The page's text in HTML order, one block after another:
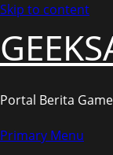
Skip to content
Portal Berita
Primary Menu